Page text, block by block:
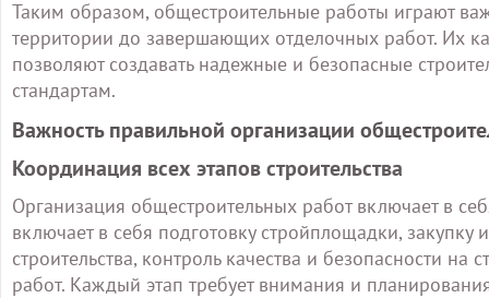
Таким образом, общестроительные работы играют
территории до завершающих отделочных работ. Их
позволяют создавать надежные и безопасные
стандартам.
Важность правильной организации
Координация всех этапов строительства
Организация общестроительных работ включает в
включает в себя подготовку стройплощадки,
строительства, контроль качества и безопасности
работ. Каждый этап требует внимания и